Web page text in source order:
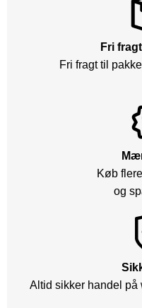
Fri
Fri fragt til
Køb
og
Altid sikker handel på